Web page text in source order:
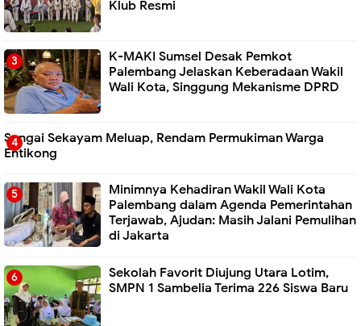
Klub Resmi
K-MAKI Sumsel Desak Pemkot
Palembang Jelaskan Keberadaan Wakil
Wali Kota, Singgung Mekanisme DPRD
Sungai Sekayam Meluap, Rendam Permukiman Warga
Entikong
Minimnya Kehadiran Wakil Wali Kota
Palembang dalam Agenda Pemerintahan
Terjawab, Ajudan: Masih Jalani Pemulihan
di Jakarta
Sekolah Favorit Diujung Utara Lotim,
SMPN 1 Sambelia Terima 226 Siswa Baru ‎